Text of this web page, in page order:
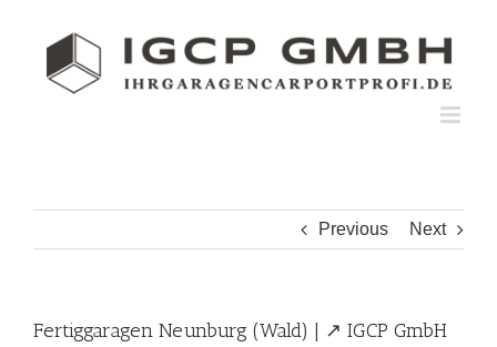
Previous Next
Fertiggaragen Neunburg (Wald) | ↗️ IGCP GmbH